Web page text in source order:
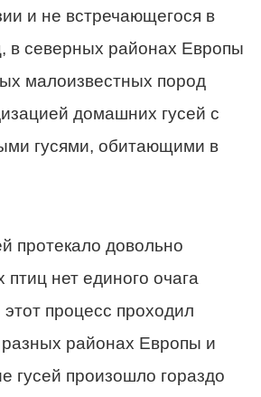
и не встречающегося в
в северных районах Европы
малоизвестных пород
домашних гусей с
гусями, обитающими в
протекало довольно
нет единого очага
процесс проходил
районах Европы и
гусей произошло гораздо